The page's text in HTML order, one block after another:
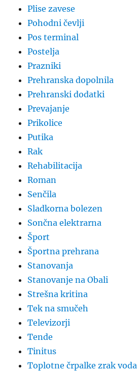
Plise zavese
Pohodni čevlji
Pos terminal
Postelja
Prazniki
Prehranska dopolnila
Prehranski dodatki
Prevajanje
Prikolice
Putika
Rak
Rehabilitacija
Roman
Senčila
Sladkorna bolezen
Sončna elektrarna
Šport
Športna prehrana
Stanovanja
Stanovanje na Obali
Strešna kritina
Tek na smučeh
Televizorji
Tende
Tinitus
Toplotne črpalke zrak voda